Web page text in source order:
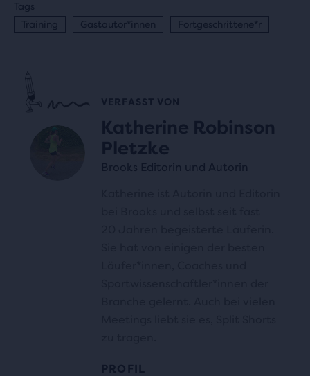
Tags
Training
Gastautor*innen Fortgeschrittene*r
VERFASST VON
Katherine Robinson
Pletzke
Brooks Editorin und Autorin
PROFIL